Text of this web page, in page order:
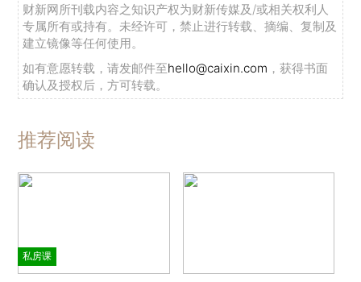
财新网所刊载内容之知识产权为财新传媒及/或相关权利人
专属所有或持有。未经许可，禁止进行转载、摘编、复制及
建立镜像等任何使用。
如有意愿转载，请发邮件至hello@caixin.com ，获得书面
确认及授权后，方可转载。
推荐阅读
私房课